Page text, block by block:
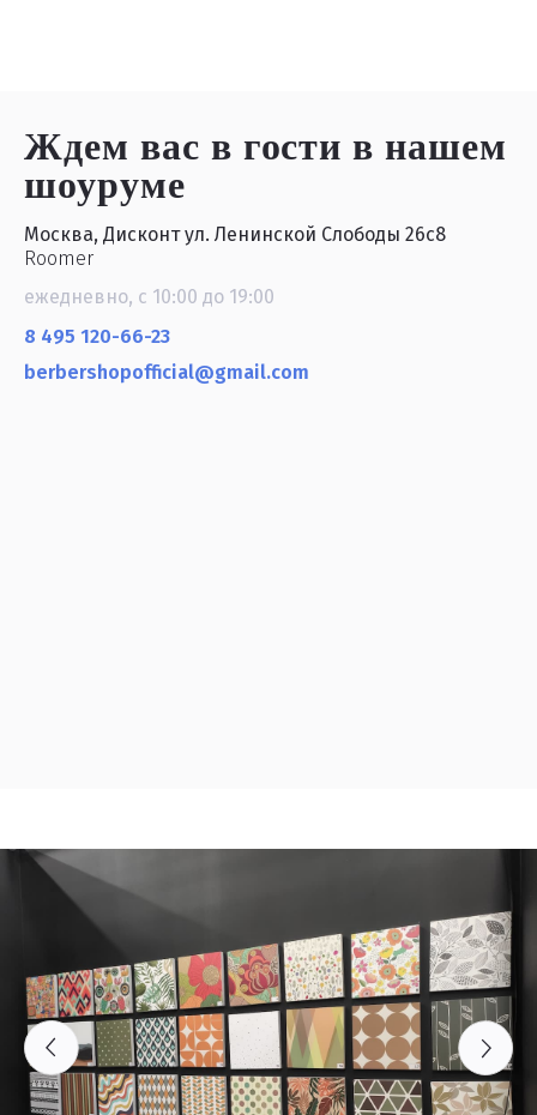
Ждем вас в гостив нашем
шоуруме
Москва, Дисконт ул. Ленинской Слободы 26с8
Roomer
ежедневно, с 10:00 до 19:00
8 495 120-66-23
berbershopofficial@gmail.com